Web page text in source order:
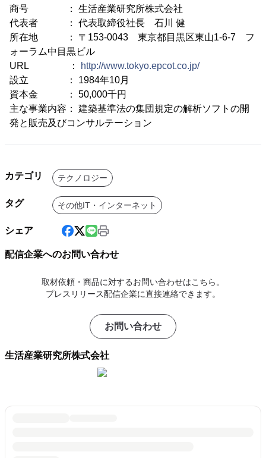
商号 ： 生活産業研究所株式会社
代表者 ： 代表取締役社長 石川 健
所在地 ： 〒153-0043 東京都目黒区東山1-6-7 フ
ォーラム中目黒ビル
URL ：
http://www.tokyo.epcot.co.jp/
設立 ： 1984年10月
資本金 ： 50,000千円
主な事業内容： 建築基準法の集団規定の解析ソフトの開
発と販売及びコンサルテーション
カテゴリ テクノロジー
タグ その他IT・インターネット
シェア
配信企業へのお問い合わせ
取材依頼・商品に対するお問い合わせはこちら。
プレスリリース配信企業に直接連絡できます。
お問い合わせ
生活産業研究所株式会社